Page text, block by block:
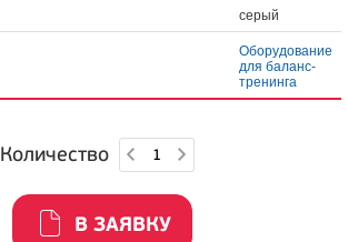
серый
Оборудование
для баланс-
тренинга
Количество
В ЗАЯВКУ